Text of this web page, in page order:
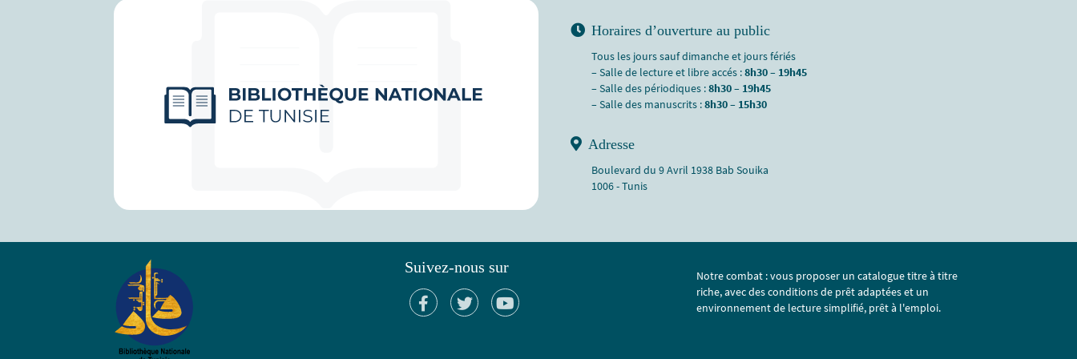
Horaires d’ouverture au public
Tous les jours sauf dimanche et jours fériés
– Salle de lecture et libre accés :8h30 – 19h45
– Salle des périodiques :8h30 – 19h45
– Salle des manuscrits :8h30 – 15h30
Adresse
Boulevard du 9 Avril 1938 Bab Souika
1006 - Tunis
Suivez-nous sur
Notre combat : vous proposer un catalogue titre à titre
riche, avec des conditions de prêt adaptées et un
environnement de lecture simplifié, prêt à l'emploi.